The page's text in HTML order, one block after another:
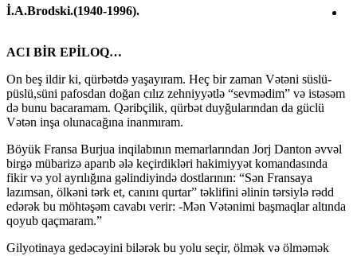
İ.А.Brodski.(1940-1996).
ACI BİR EPİLOQ…
On beş ildir ki, qürbətdə yaşayıram. Heç bir zaman Vətəni süslü-
püslü,süni pafosdan doğan cılız zehniyyətlə “sevmədim” və istəsəm
də bunu bacaramam. Qəribçilik, qürbət duyğularından da güclü
Vətən inşa olunacağına inanmıram.
Böyük Fransa Burjua inqilabının memarlarından Jorj Danton əvvəl
birgə mübarizə aparıb ələ keçirdikləri hakimiyyət komandasında
fikir və yol ayrılığına gəlindiyində dostlarının: “Sən Fransaya
lazımsan, ölkəni tərk et, canını qurtar” təklifini əlinin tərsiylə rədd
edərək bu möhtəşəm cavabı verir: -Mən Vətənimi başmaqlar altında
qoyub qaçmaram.”
Gilyotinaya gedəcəyini bilərək bu yolu seçir, ölmək və ölməmək